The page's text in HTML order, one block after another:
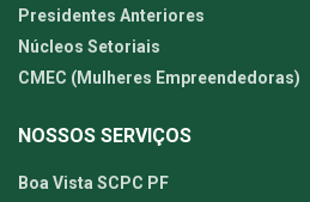
Presidentes Anteriores
Núcleos Setoriais
CMEC (Mulheres Empreendedoras)
NOSSOS SERVIÇOS
Boa Vista SCPC PF